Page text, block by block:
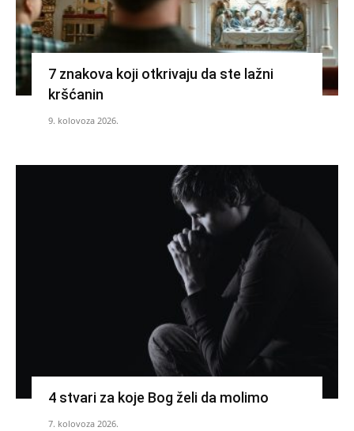
7 znakova koji otkrivaju da ste lažni
kršćanin
9. kolovoza 2026.
4 stvari za koje Bog želi da molimo
7. kolovoza 2026.